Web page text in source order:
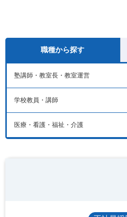
職種から探す
塾講師・教室長・教室運営
学校教員・講師
医療・看護・福祉・介護